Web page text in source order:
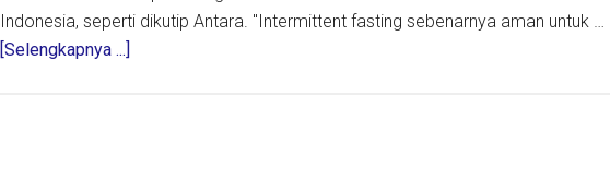
Indonesia, seperti dikutip Antara. "Intermittent fasting sebenarnya aman untuk …
[Selengkapnya ...]